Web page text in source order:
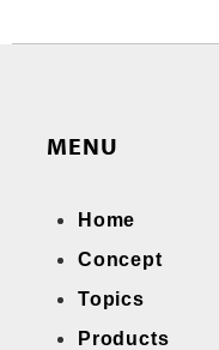
MENU
Home
Concept
Topics
Products